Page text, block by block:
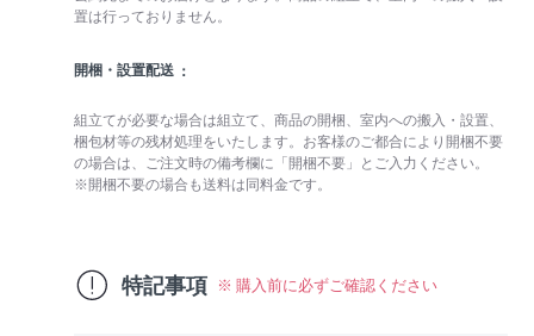
置は行っておりません。
開梱・設置配送
組立てが必要な場合は組立て、商品の開梱、室内への搬入・設置、
梱包材等の残材処理をいたします。お客様のご都合により開梱不要
の場合は、ご注文時の備考欄に「開梱不要」とご入力ください。
※開梱不要の場合も送料は同料金です。
特記事項 ※ 購入前に必ずご確認ください